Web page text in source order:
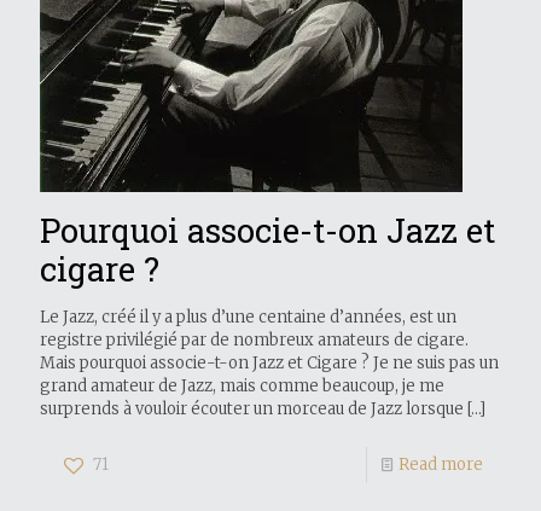
Pourquoi associe-t-on Jazz et
cigare ?
Le Jazz, créé il y a plus d’une centaine d’années, est un
registre privilégié par de nombreux amateurs de cigare.
Mais pourquoi associe-t-on Jazz et Cigare ? Je ne suis pas un
grand amateur de Jazz, mais comme beaucoup, je me
surprends à vouloir écouter un morceau de Jazz lorsque […]
71 Read more